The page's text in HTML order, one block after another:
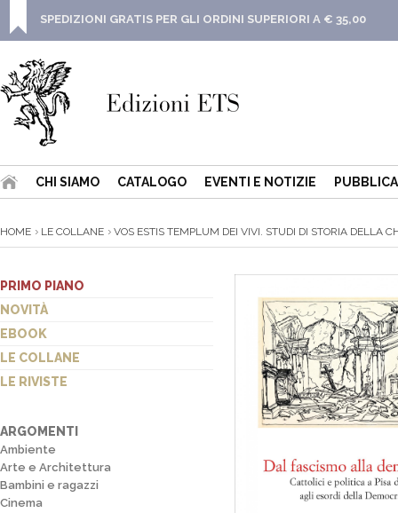
SPEDIZIONI GRATIS PER GLI ORDINI SUPERIORI A € 35,00
CHI SIAMO CATALOGO EVENTI E NOTIZIE
HOME LE COLLANE VOS ESTIS TEMPLUM DEI VIVI. STUDI DI STORIA DELLA
PRIMO PIANO
NOVITÀ
EBOOK
LE COLLANE
LE RIVISTE
ARGOMENTI
Ambiente
Arte e Architettura
Bambini e ragazzi
Cinema